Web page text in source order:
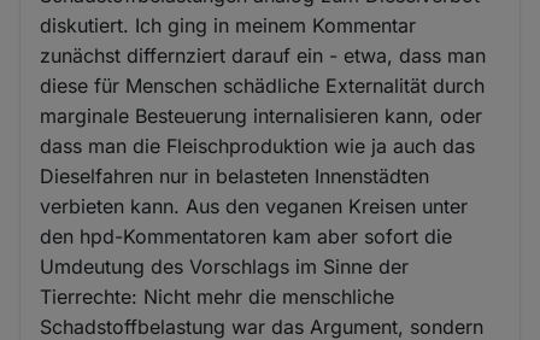
diskutiert. Ich ging in meinem Kommentar
zunächst differnziert darauf ein - etwa, dass man
diese für Menschen schädliche Externalität durch
marginale Besteuerung internalisieren kann, oder
dass man die Fleischproduktion wie ja auch das
Dieselfahren nur in belasteten Innenstädten
verbieten kann. Aus den veganen Kreisen unter
den hpd-Kommentatoren kam aber sofort die
Umdeutung des Vorschlags im Sinne der
Tierrechte: Nicht mehr die menschliche
Schadstoffbelastung war das Argument, sondern